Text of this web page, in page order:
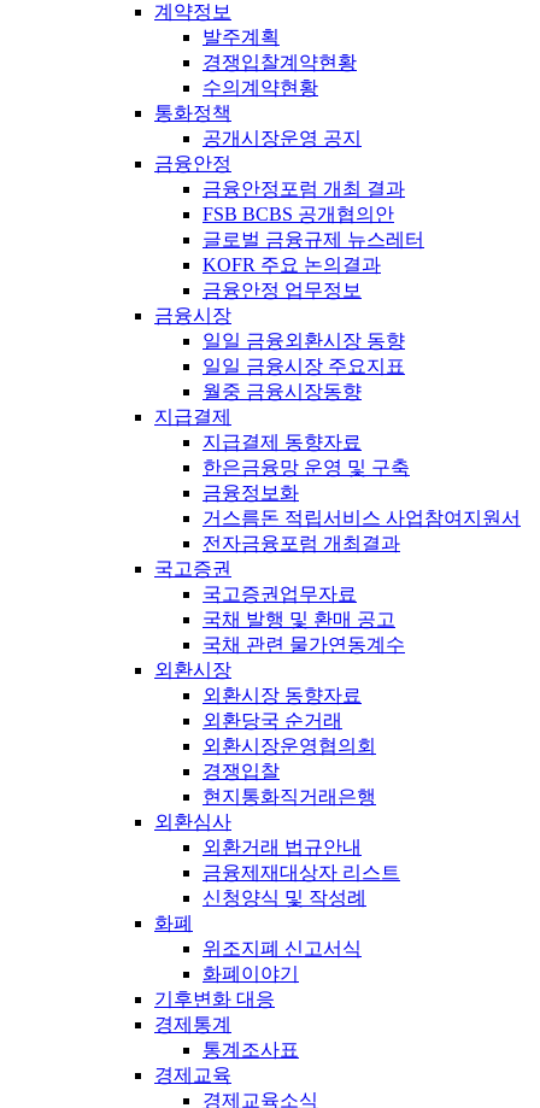
계약정보
발주계획
경쟁입찰계약현황
수의계약현황
통화정책
공개시장운영 공지
금융안정
금융안정포럼 개최 결과
FSB BCBS 공개협의안
글로벌 금융규제 뉴스레터
KOFR 주요 논의결과
금융안정 업무정보
금융시장
일일 금융외환시장 동향
일일 금융시장 주요지표
월중 금융시장동향
지급결제
지급결제 동향자료
한은금융망 운영 및 구축
금융정보화
거스름돈 적립서비스 사업참여지원서
전자금융포럼 개최결과
국고증권
국고증권업무자료
국채 발행 및 환매 공고
국채 관련 물가연동계수
외환시장
외환시장 동향자료
외환당국 순거래
외환시장운영협의회
경쟁입찰
현지통화직거래은행
외환심사
외환거래 법규안내
금융제재대상자 리스트
신청양식 및 작성례
화폐
위조지폐 신고서식
화폐이야기
기후변화 대응
경제통계
통계조사표
경제교육
경제교육소식